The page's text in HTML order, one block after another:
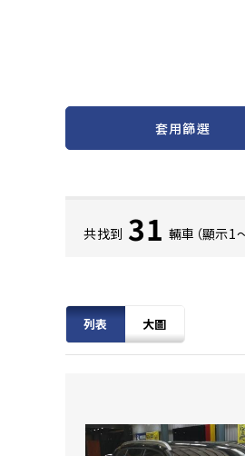
套用篩選
共找到 31 輛車（顯示1
列表 大圖